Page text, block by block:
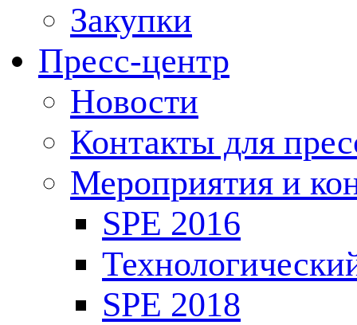
Закупки
Пресс-центр
Новости
Контакты для
Мероприятия и
SPE 2016
SPE 2018